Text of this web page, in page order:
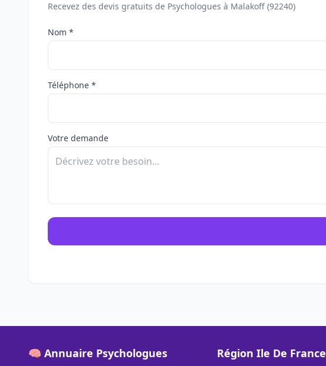
Recevez des devis gratuits de Psychologues à Malakoff (92240)
Nom *
Téléphone *
Votre demande
🧠 Annuaire Psychologues
Région Ile De France